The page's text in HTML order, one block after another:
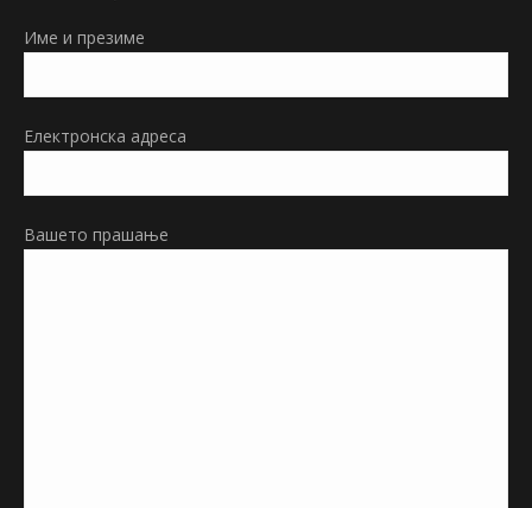
new
Име и презиме
Електронска адреса
Вашето прашање